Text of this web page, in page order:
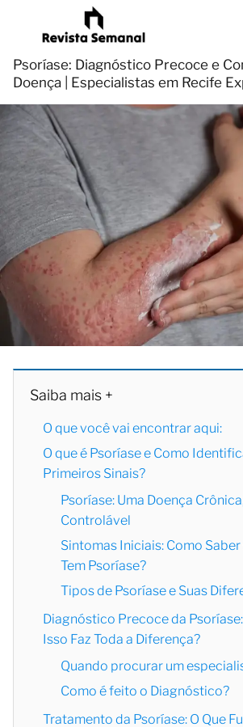
Psoríase: Diagnóstico Precoce e
Doença | Especialistas em Recife
Saiba mais +
O que você vai encontrar aqui:
O que é Psoríase e Como
Primeiros Sinais?
Psoríase: Uma Doença
Controlável
Sintomas Iniciais: Como Saber
Tem Psoríase?
Tipos de Psoríase e Suas
Diagnóstico Precoce da
Isso Faz Toda a Diferença?
Quando procurar um
Como é feito o Diagnóstico?
Tratamento da Psoríase: O Que